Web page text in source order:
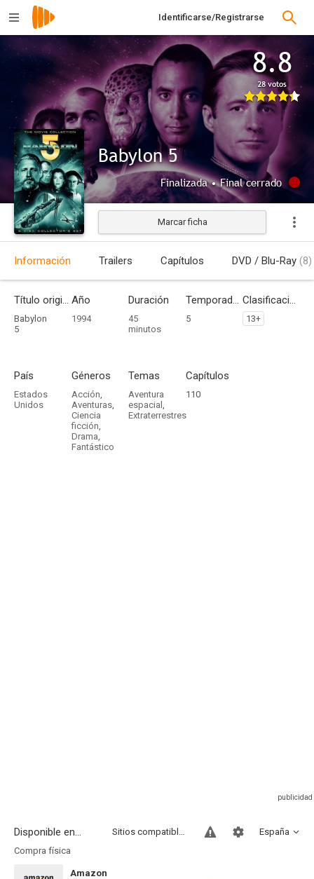
Identificarse/Registrarse
8.8
28 votos
Babylon 5
Finalizada • Final cerrado
Marcar ficha
Información Trailers Capítulos DVD / Blu-Ray (8)
Título original
Babylon
5
Año
1994
Duración
45
minutos
Temporadas
5
Clasificación por edades
13+
País
Estados
Unidos
Géneros
Acción,
Aventuras,
Ciencia
ficción,
Drama,
Fantástico
Temas
Aventura
espacial,
Extraterrestres
Capítulos
110
Disponible en... España
Sitios compatibles
Compra física
Amazon